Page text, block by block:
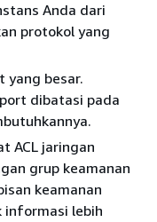
Anda dari
protokol yang
yang besar.
dibatasi pada
ACL jaringan
grup keamanan
keamanan
informasi lebih